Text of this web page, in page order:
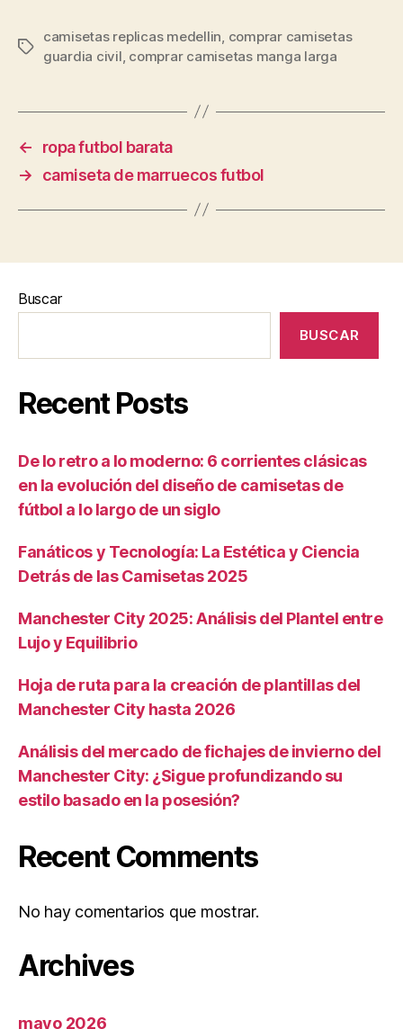
Etiquetas
camisetas replicas medellin comprar camisetas
guardia civil comprar camisetas manga larga
←
ropa futbol barata
→
camiseta de marruecos futbol
Buscar
BUSCAR
Recent Posts
De lo retro a lo moderno: 6 corrientes clásicas
en la evolución del diseño de camisetas de
fútbol a lo largo de un siglo
Fanáticos y Tecnología: La Estética y Ciencia
Detrás de las Camisetas 2025
Manchester City 2025: Análisis del Plantel entre
Lujo y Equilibrio
Hoja de ruta para la creación de plantillas del
Manchester City hasta 2026
Análisis del mercado de fichajes de invierno del
Manchester City: ¿Sigue profundizando su
estilo basado en la posesión?
Recent Comments
No hay comentarios que mostrar.
Archives
mayo 2026